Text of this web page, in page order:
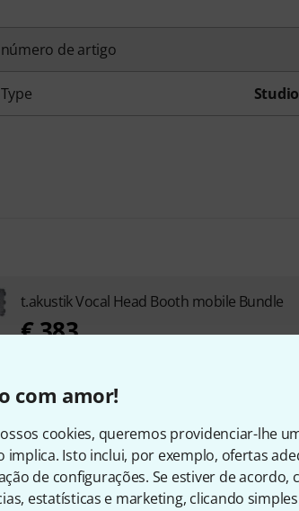
com amor!
cookies, queremos providenciar-lhe
implica. Isto inclui, por exemplo, ofertas
de configurações. Se estiver de
estatísticas e marketing, clicando
número de artigo
Type
t.akustik Vocal Head Booth mobile Bundle
€ 383